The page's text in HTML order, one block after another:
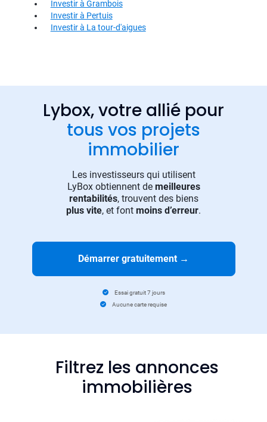
Investir à Grambois
Investir à Pertuis
Investir à La tour-d'aigues
Lybox, votre allié pour
tous vos projets
immobilier
Les investisseurs qui utilisent
LyBox obtiennent de meilleures
rentabilités, trouvent des biens
plus vite, et font moins d’erreur.
Démarrer gratuitement →
Essai gratuit 7 jours
Aucune carte requise
Filtrez les annonces
immobilières